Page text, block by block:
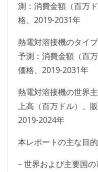
測：消費金額（百万
格、2019-2031年
熱電対溶接機のタイ
予測：消費金額（百
価格、2019-2031年
熱電対溶接機の世界
上高（百万ドル）、
2019-2024年
本レポートの主な目
– 世界および主要国